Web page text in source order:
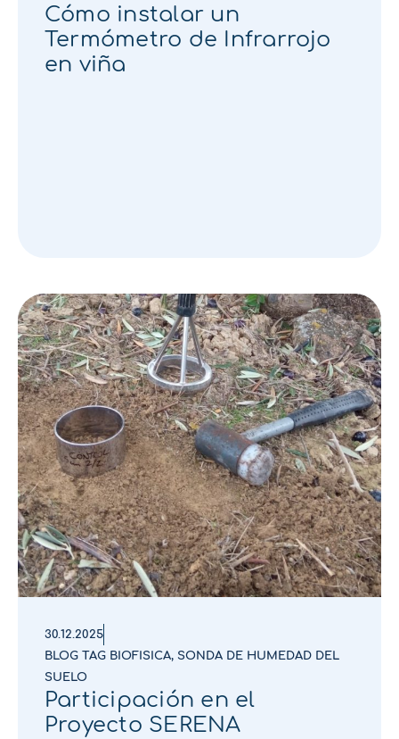
Cómo instalar un
Termómetro de Infrarrojo
en viña
30.12.2025
BLOG TAG BIOFISICA, SONDA DE HUMEDAD DEL
SUELO
Participación en el
Proyecto SERENA